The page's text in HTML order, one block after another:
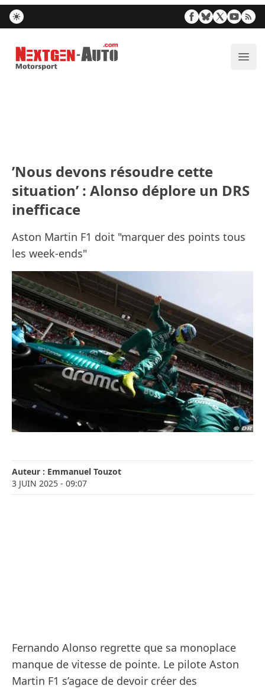
Nextgen-Auto.com
’Nous devons résoudre cette
situation’ : Alonso déplore un DRS
inefficace
Aston Martin F1 doit "marquer des points tous
les week-ends"
Auteur : Emmanuel Touzot
3 JUIN 2025 - 09:07
Fernando Alonso regrette que sa monoplace
manque de vitesse de pointe. Le pilote Aston
Martin F1 s’agace de devoir créer des